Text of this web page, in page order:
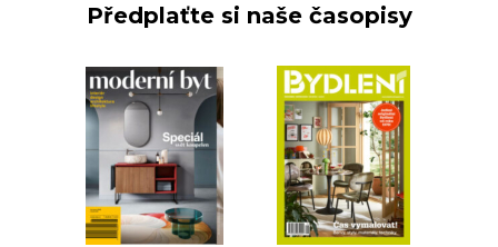
Předplaťte si naše časopisy